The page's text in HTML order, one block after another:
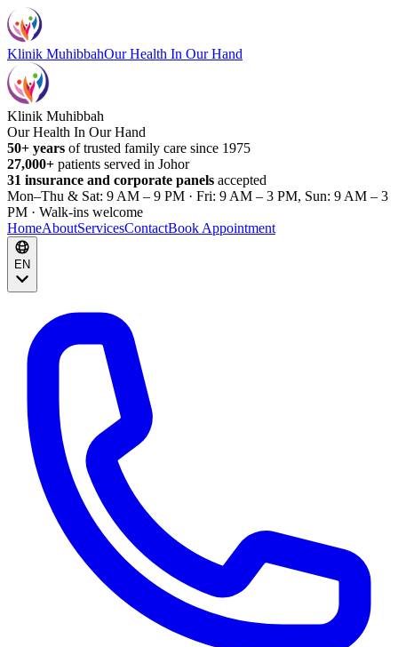
Klinik MuhibbahOur Health In Our Hand
Klinik Muhibbah
Our Health In Our Hand
50+ years of trusted family care since 1975
27,000+ patients served in Johor
31 insurance and corporate panels accepted
Mon–Thu & Sat: 9 AM – 9 PM · Fri: 9 AM – 3 PM, Sun: 9 AM – 3
PM · Walk-ins welcome
HomeAboutServicesContactBook Appointment
EN